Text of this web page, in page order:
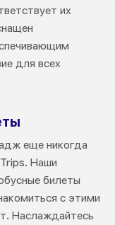
их
для всех
еще никогда
Наши
билеты
с этими
Наслаждайтесь